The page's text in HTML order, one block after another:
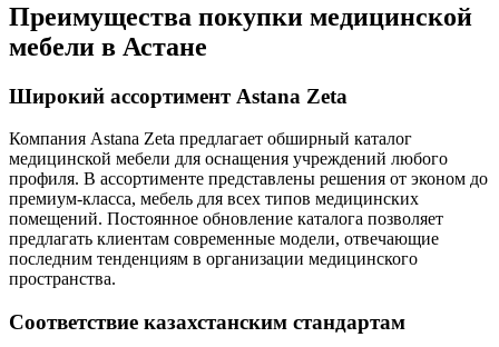
Преимущества покупки медицинской
мебели в Астане
Широкий ассортимент Astana Zeta
Компания Astana Zeta предлагает обширный каталог
медицинской мебели для оснащения учреждений любого
профиля. В ассортименте представлены решения от эконом до
премиум-класса, мебель для всех типов медицинских
помещений. Постоянное обновление каталога позволяет
предлагать клиентам современные модели, отвечающие
последним тенденциям в организации медицинского
пространства.
Соответствие казахстанским стандартам